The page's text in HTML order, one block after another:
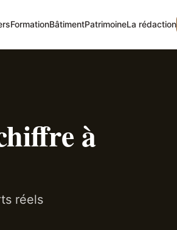
FormationBâtimentPatrimoineLa rédaction
à
réels